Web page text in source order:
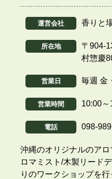
運営会社 香りと
所在地
〒904-
村惣慶
営業日 毎週 金
営業時間 10:00～
電話 098-
沖縄のオリジナルのアロ
ロマミスト/木製リード
りのワークショップを行